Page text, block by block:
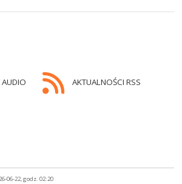
AKTUALNOŚCI RSS
06-22, godz. 02:20